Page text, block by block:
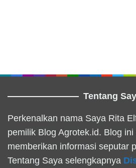
Tentang
Perkenalkan nama Saya Rita
pemilik Blog Agrotek.id. Blog
memberikan informasi seputar
Tentang Saya selengkapnya